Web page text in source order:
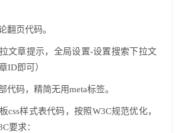
翻页代码。
文章提示，全局设置-设置搜索下拉文
ID即可）
代码，精简无用meta标签。
css样式表代码，按照W3C规范优化，
要求：